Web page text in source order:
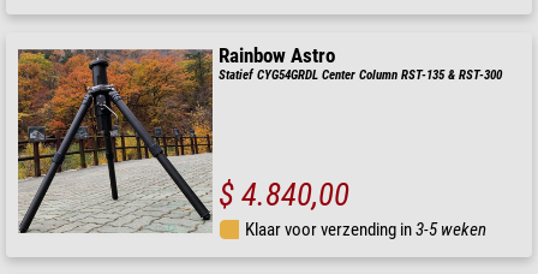
Rainbow Astro
Statief CYG54GRDL Center Column RST-135 & RST-300
$ 4.840,00
Klaar voor verzending in3-5 weken